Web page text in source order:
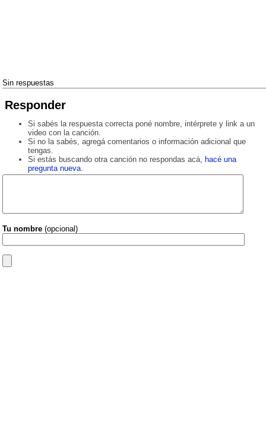
Sin respuestas
Responder
Si sabés la respuesta correcta poné nombre, intérprete y link a un
video con la canción.
Si no la sabés, agregá comentarios o información adicional que
tengas.
Si estás buscando otra canción no respondas acá, hacé una
pregunta nueva.
Tu nombre (opcional)